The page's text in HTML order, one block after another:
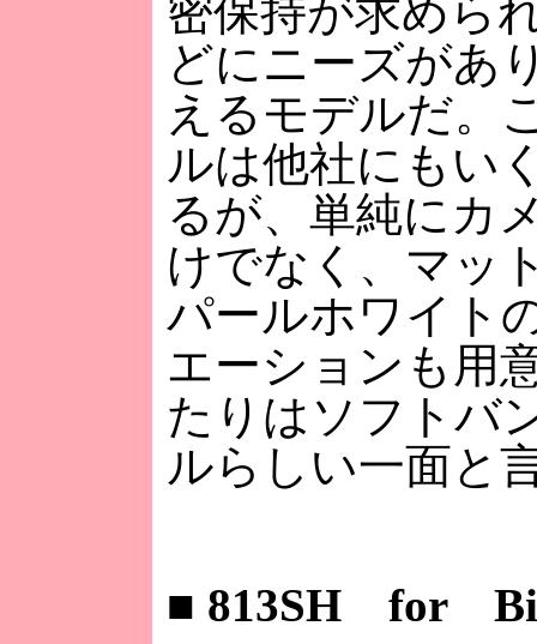
密保持が求めら
どにニーズがあ
えるモデルだ。
ルは他社にもい
るが、単純にカ
けでなく、マッ
パールホワイト
エーションも用
たりはソフトバ
ルらしい一面と
■ 813SH for